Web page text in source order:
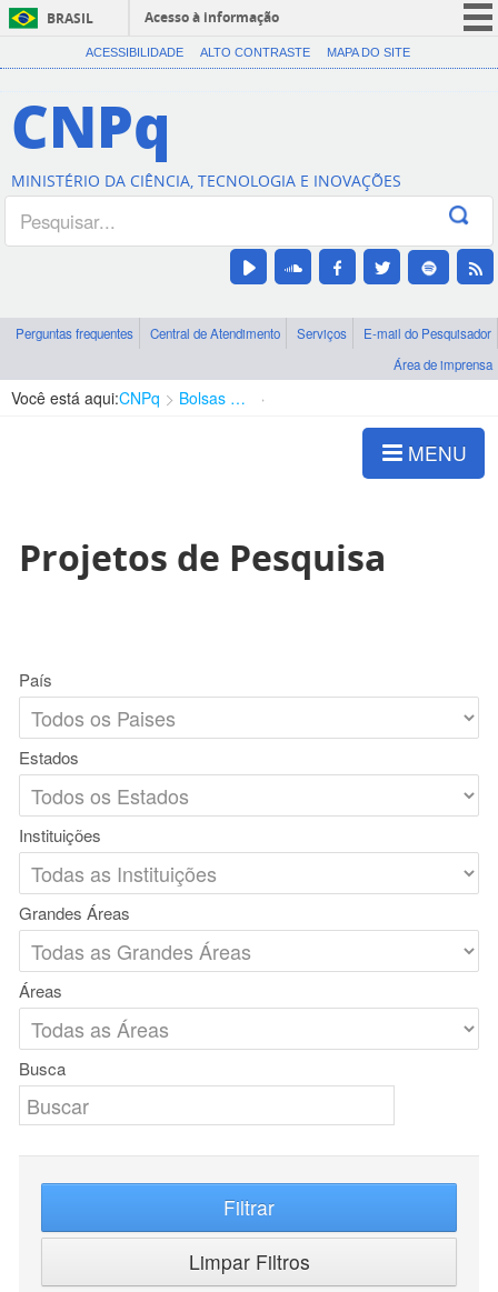
BRASIL
Acesso à informação
CORONAVÍRUS (COVID-19)
Canais
ACESSIBILIDADE ALTO CONTRASTE MAPA DO SITE
CNPq
MINISTÉRIO DA CIÊNCIA, TECNOLOGIA E INOVAÇÕES
Perguntas frequentes Central de Atendimento Serviços
E-mail do Pesquisador
Área de imprensa
Você está aqui:CNPq Bolsas e Auxílios Vigentes
MENU
Projetos de Pesquisa
País
Estados
Instituições
Grandes Áreas
Áreas
Busca
Filtrar
Limpar Filtros